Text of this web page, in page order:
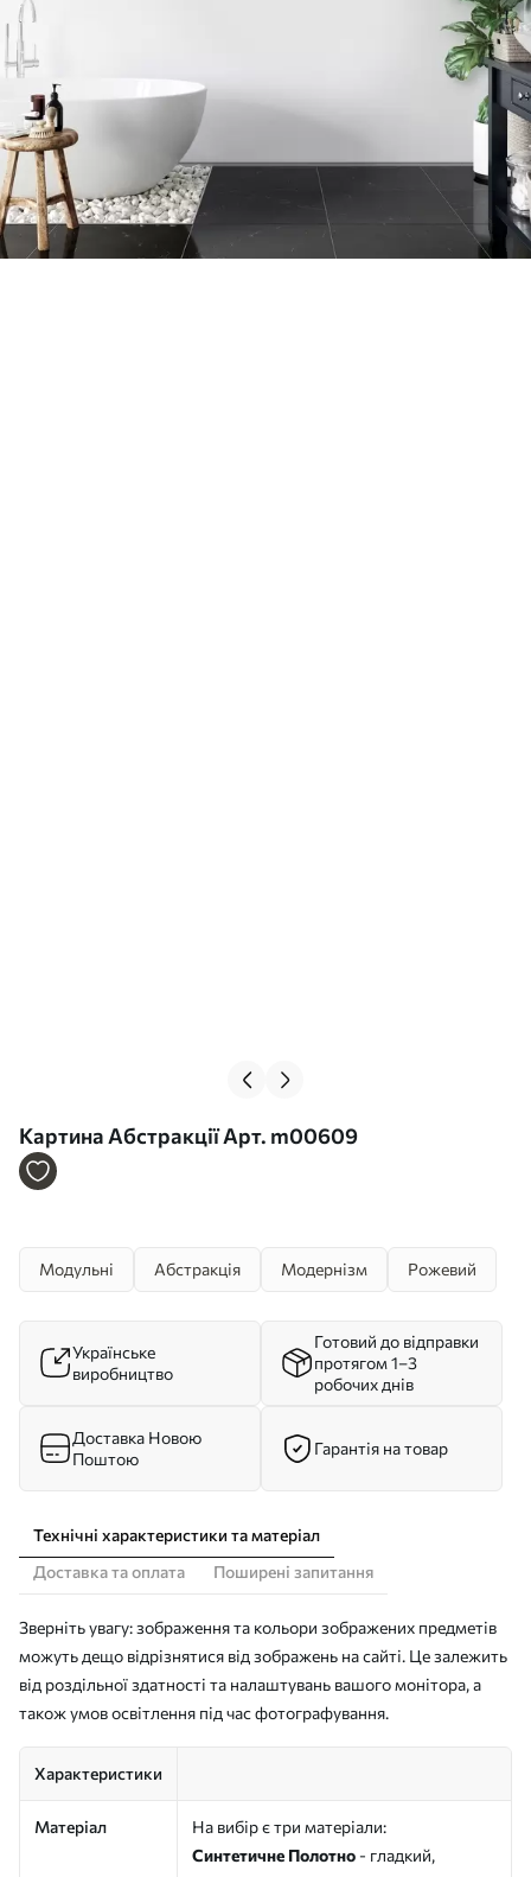
Картина Абстракції Арт. m00609
Модульні Абстракція Модернізм Рожевий
Українське
виробництво
Готовий до відправки
протягом 1–3
робочих днів
Доставка Новою
Поштою
Гарантія на товар
Технічні характеристики та матеріал
Доставка та оплата
Поширені запитання
Зверніть увагу: зображення та кольори зображених предметів
можуть дещо відрізнятися від зображень на сайті. Це залежить
від роздільної здатності та налаштувань вашого монітора, а
також умов освітлення під час фотографування.
Характеристики
Матеріал
На вибір є три матеріали:
Синтетичне Полотно - гладкий,